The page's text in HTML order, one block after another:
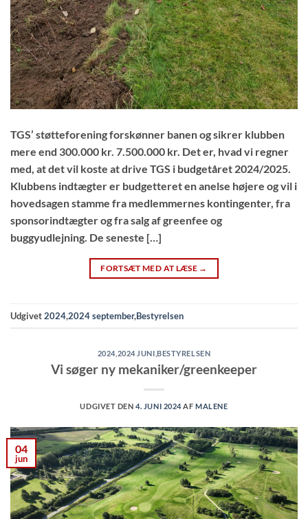
TGS’ støtteforening forskønner banen og sikrer klubben
mere end 300.000 kr. 7.500.000 kr. Det er, hvad vi regner
med, at det vil koste at drive TGS i budgetåret 2024/2025.
Klubbens indtægter er budgetteret en anelse højere og vil i
hovedsagen stamme fra medlemmernes kontingenter, fra
sponsorindtægter og fra salg af greenfee og
buggyudlejning. De seneste […]
FORTSÆT MED AT LÆSE →
Udgivet2024,2024 september,Bestyrelsen
2024, 2024 JUNI ,BESTYRELSEN
Vi søger ny mekaniker/greenkeeper
UDGIVET DEN4. JUNI 2024AFMALENE
04
jun